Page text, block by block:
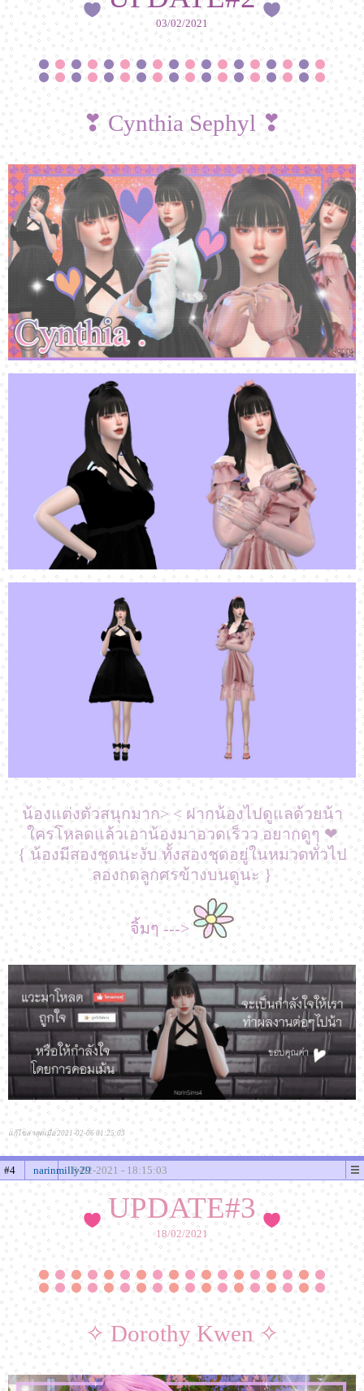
03/02/2021
❣ Cynthia Sephyl ❣
น้องแต่งตัวสนุกมาก> < ฝากน้องไปดูแลด้วยน้า
ใครโหลดแล้วเอาน้องมาอวดเร็วว อยากดูๆ ❤
{ น้องมีสองชุดนะงับ ทั้งสองชุดอยู่ในหมวดทั่วไป
ลองกดลูกศรข้างบนดูนะ }
จิ้มๆ --->
แก้ไขล่าสุดเมื่อ 2021-02-06 01:25:03
#4 narinmilly2918-02-2021 - 18:15:03
UPDATE#3
18/02/2021
✧ Dorothy Kwen ✧